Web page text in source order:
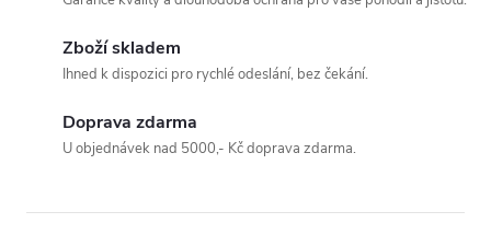
Odeslat dotaz
Zboží skladem
Ihned k dispozici pro rychlé odeslání, bez čekání.
Doprava zdarma
U objednávek nad 5000,- Kč doprava zdarma.